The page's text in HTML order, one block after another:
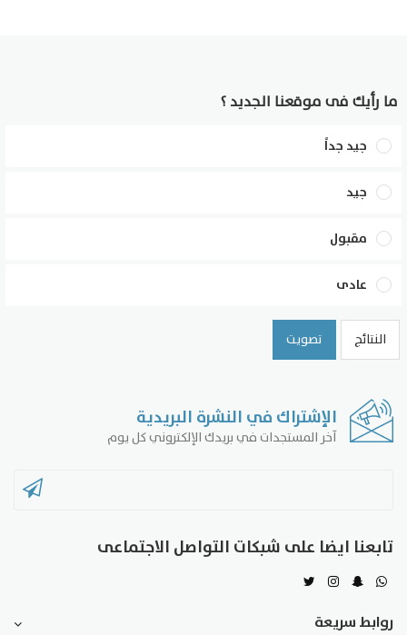
ما رأيك فى موقعنا الجديد ؟
جيد جداً
جيد
مقبول
عادى
النتائج تصويت
الإشتراك في النشرة البريدية
آخر المستجدات في بريدك الإلكتروني كل يوم
تابعنا ايضا على شبكات التواصل الاجتماعى
روابط سريعة